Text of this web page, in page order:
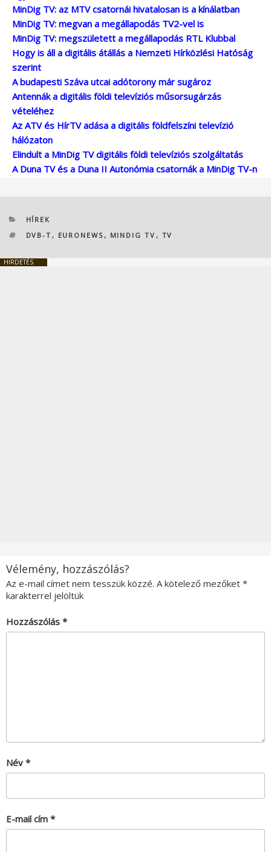
MinDig TV: az MTV csatornái hivatalosan is a kínálatban
MinDig TV: megvan a megállapodás TV2-vel is
MinDig TV: megszületett a megállapodás RTL Klubbal
Hogy is áll a digitális átállás a Nemzeti Hírközlési Hatóság
szerint
A budapesti Száva utcai adótorony már sugároz
Antennák a digitális földi televíziós műsorsugárzás
vételéhez
Az ATV és HírTV adása a digitális földfelszíni televízió
hálózaton
Elindult a MinDig TV digitális földi televíziós szolgáltatás
A Duna TV és a Duna II Autonómia csatornák a MinDig TV-n
KATEGÓRIÁK
HÍREK
CÍMKÉK
DVB-T , EURONEWS , MINDIG TV , TV
HIRDETÉS
Vélemény, hozzászólás?
Az e-mail címet nem tesszük közzé. A kötelező mezőket *
karakterrel jelöltük
Hozzászólás *
Név *
E-mail cím *